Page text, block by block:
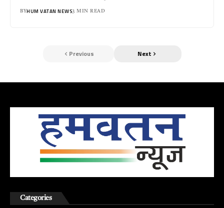
BYHUM VATAN NEWS3 MIN READ
Previous Next
Categories